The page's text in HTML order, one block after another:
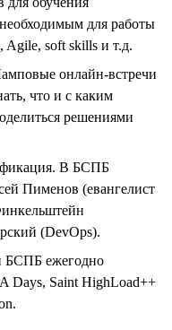
для работы
soft skills и т.д.
онлайн-встречи
что и с каким
решениями
В БСПБ
Пименов (евангелист
(DevOps).
БСПБ ежегодно
Days, Saint HighLoad++